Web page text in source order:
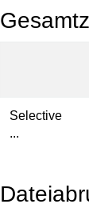
Selective
...